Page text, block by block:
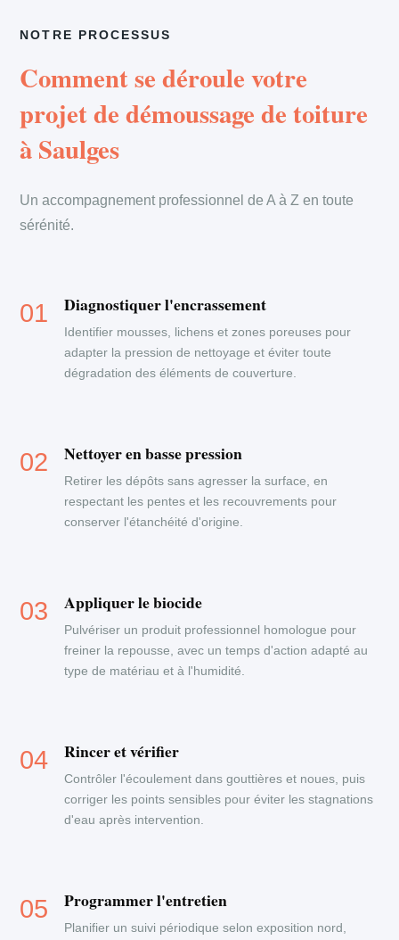
NOTRE PROCESSUS
Comment se déroule votre
projet de démoussage de toiture
à Saulges
Un accompagnement professionnel de A à Z en toute
sérénité.
Diagnostiquer l'encrassement
Identifier mousses, lichens et zones poreuses pour
adapter la pression de nettoyage et éviter toute
dégradation des éléments de couverture.
Nettoyer en basse pression
Retirer les dépôts sans agresser la surface, en
respectant les pentes et les recouvrements pour
conserver l'étanchéité d'origine.
Appliquer le biocide
Pulvériser un produit professionnel homologue pour
freiner la repousse, avec un temps d'action adapté au
type de matériau et à l'humidité.
Rincer et vérifier
Contrôler l'écoulement dans gouttières et noues, puis
corriger les points sensibles pour éviter les stagnations
d'eau après intervention.
Programmer l'entretien
Planifier un suivi périodique selon exposition nord,